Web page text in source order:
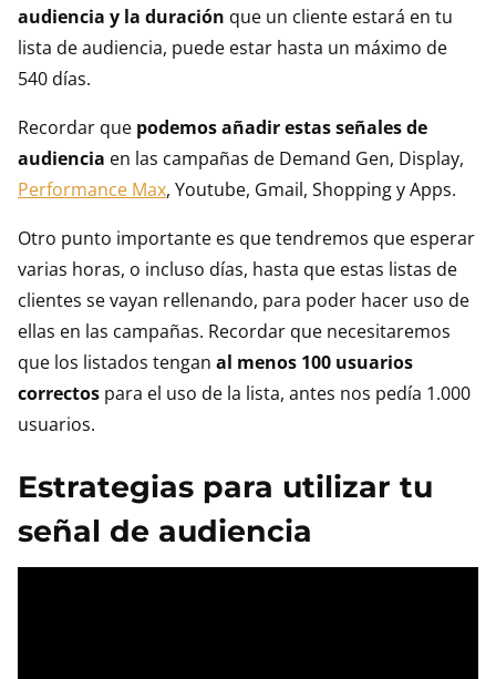
audiencia y la duración que un cliente estará en tu
lista de audiencia, puede estar hasta un máximo de
540 días.
Recordar que podemos añadir estas señales de
audiencia en las campañas de Demand Gen, Display,
Performance Max, Youtube, Gmail, Shopping y Apps.
Otro punto importante es que tendremos que esperar
varias horas, o incluso días, hasta que estas listas de
clientes se vayan rellenando, para poder hacer uso de
ellas en las campañas. Recordar que necesitaremos
que los listados tengan al menos 100 usuarios
correctos para el uso de la lista, antes nos pedía 1.000
usuarios.
Estrategias para utilizar tu
señal de audiencia